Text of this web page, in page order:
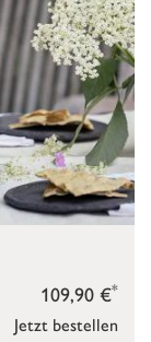
Jetzt bestellen
109,90 €*